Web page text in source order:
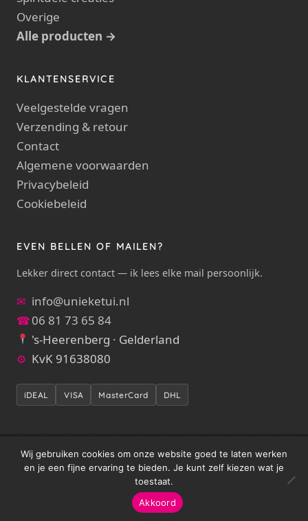
Overige
Alle producten →
KLANTENSERVICE
Veelgestelde vragen
Verzending & retour
Contact
Algemene voorwaarden
Privacybeleid
Cookiebeleid
EVEN BELLEN OF MAILEN?
Lekker direct contact — ik lees elke mail persoonlijk.
✉ info@unieketui.nl
☎06 81 73 65 84
's-Heerenberg · Gelderland
⚙ KvK 91638080
iDEAL VISA MasterCard DHL
© 2026 Unieketui — handgemaaktmet liefdedoor Inge
Meisters / Crea Gein
Alle rechten voorbehouden. Voor herinneringsstukken &
info@unieketui.nl
Wij gebruiken cookies om onze website goed te laten werken
en je een fijne ervaring te bieden. Je kunt zelf kiezen wat je
toestaat.
Akkoord